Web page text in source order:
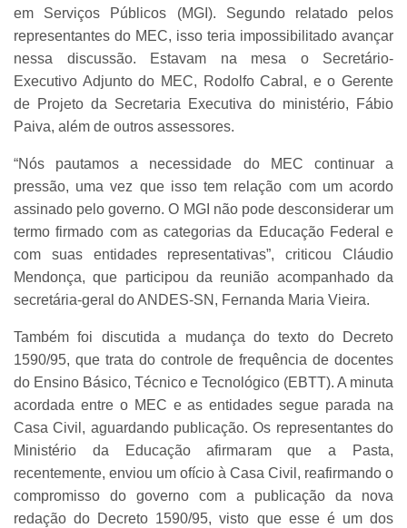
em Serviços Públicos (MGI). Segundo relatado pelos
representantes do MEC, isso teria impossibilitado avançar
nessa discussão. Estavam na mesa o Secretário-
Executivo Adjunto do MEC, Rodolfo Cabral, e o Gerente
de Projeto da Secretaria Executiva do ministério, Fábio
Paiva, além de outros assessores.
“Nós pautamos a necessidade do MEC continuar a
pressão, uma vez que isso tem relação com um acordo
assinado pelo governo. O MGI não pode desconsiderar um
termo firmado com as categorias da Educação Federal e
com suas entidades representativas”, criticou Cláudio
Mendonça, que participou da reunião acompanhado da
secretária-geral do ANDES-SN, Fernanda Maria Vieira.
Também foi discutida a mudança do texto do Decreto
1590/95, que trata do controle de frequência de docentes
do Ensino Básico, Técnico e Tecnológico (EBTT). A minuta
acordada entre o MEC e as entidades segue parada na
Casa Civil, aguardando publicação. Os representantes do
Ministério da Educação afirmaram que a Pasta,
recentemente, enviou um ofício à Casa Civil, reafirmando o
compromisso do governo com a publicação da nova
redação do Decreto 1590/95, visto que esse é um dos